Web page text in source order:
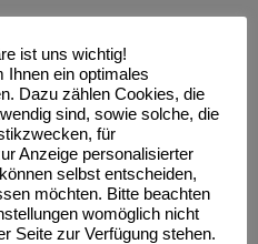
Hochstufung in den NK1
Bundeskadern des SC
bei den anstehenden
Aufgaben 2021!
ist uns wichtig!
Ihnen ein optimales
Dazu zählen Cookies, die
sind, sowie solche, die
für
Anzeige personalisierter
selbst entscheiden,
möchten. Bitte beachten
womöglich nicht
Seite zur Verfügung stehen.